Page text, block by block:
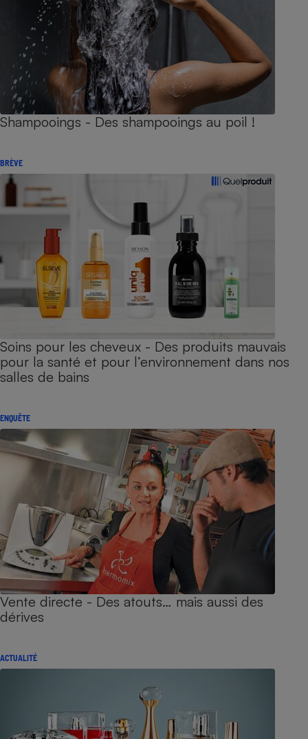
Shampooings - Des shampooings au poil !
BRÈVE
Soins pour les cheveux - Des produits mauvais
pour la santé et pour l’environnement dans nos
salles de bains
ENQUÊTE
Vente directe - Des atouts… mais aussi des
dérives
ACTUALITÉ